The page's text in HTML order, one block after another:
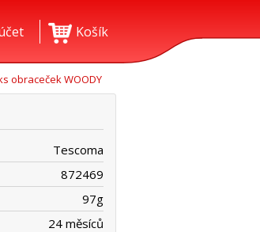
Košík
obraceček WOODY
Tescoma
872469
97g
24 měsíců